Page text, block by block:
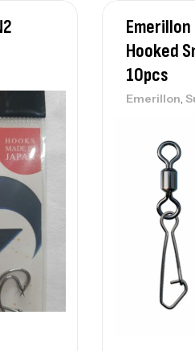
Sunset Beachstriker Surf
Cm 100-250 G
د.ت
Sunset Secret Cove 450 Cm
G
Surfcasting
د.ت768,000
Sunset Secret Cove 420
G
Hooked
10pcs
Emerillon,